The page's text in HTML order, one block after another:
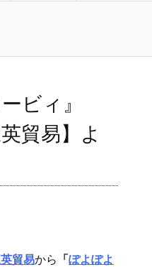
ビィ』
貿易】よ
貿易から 「ぽよぽよ